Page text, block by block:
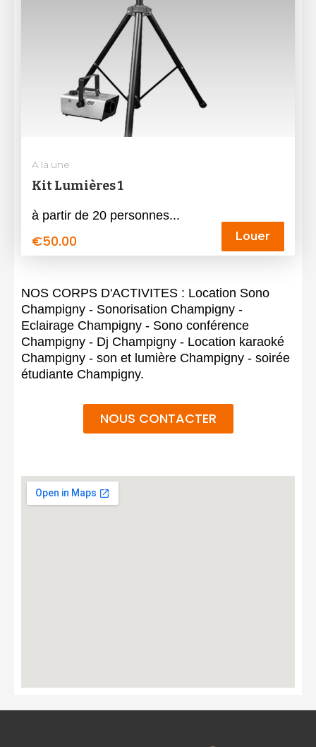
A la une
Kit Lumières 1
à partir de 20 personnes...
€50.00 Louer
NOS CORPS D'ACTIVITES : Location Sono
Champigny - Sonorisation Champigny -
Eclairage Champigny - Sono conférence
Champigny - Dj Champigny - Location karaoké
Champigny - son et lumière Champigny - soirée
étudiante Champigny.
NOUS CONTACTER